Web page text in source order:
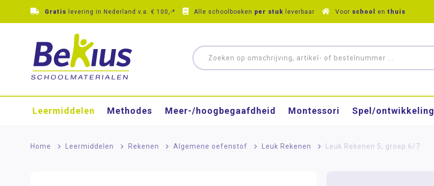
Gratis levering in Nederland v.a. € 100,-* Alle schoolboeken per stuk leverbaar Voor school en thuis
Leermiddelen Methodes Meer-/hoog­begaafdheid Montessori Spel/ontwikkeling
Home > Leermiddelen > Rekenen > Algemene oefenstof > Leuk Rekenen > Leuk Rekenen 5, groep 6/7